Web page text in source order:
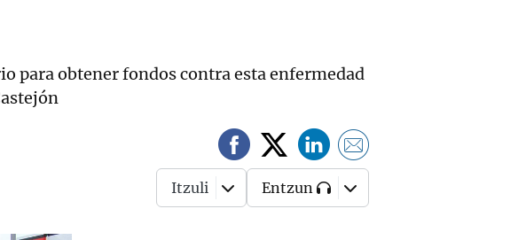
para obtener fondos contra esta enfermedad
Itzuli Entzun